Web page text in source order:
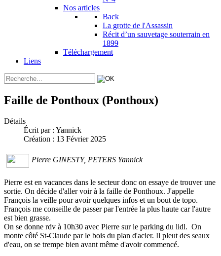
Nos articles
Back
La grotte de l'Assassin
Récit d’un sauvetage souterrain en
1899
Téléchargement
Liens
Faille de Ponthoux (Ponthoux)
Détails
Écrit par : Yannick
Création : 13 Février 2025
Pierre GINESTY, PETERS Yannick
Pierre est en vacances dans le secteur donc on essaye de trouver une
sortie. On décide d'aller voir à la faille de Ponthoux. J'appelle
François la veille pour avoir quelques infos et un bout de topo.
François me conseille de passer par l'entrée la plus haute car l'autre
est bien grasse.
On se donne rdv à 10h30 avec Pierre sur le parking du lidl. On
monte côté St-Claude par le bois du plan d'acier. Il pleut des seaux
d'eau, on se trempe bien avant même d'avoir commencé.